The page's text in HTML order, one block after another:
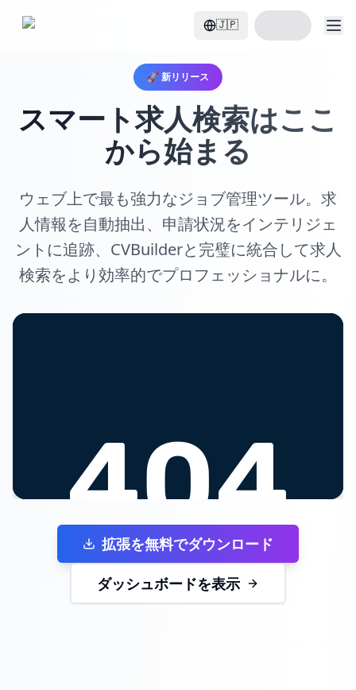
🇯🇵
履歴書を作成
🚀 新リリース
スマート求人検索はここ
から始まる
ウェブ上で最も強力なジョブ管理ツール。求
人情報を自動抽出、申請状況をインテリジェ
ントに追跡、CVBuilderと完璧に統合して求人
検索をより効率的でプロフェッショナルに。
拡張を無料でダウンロード
ダッシュボードを表示